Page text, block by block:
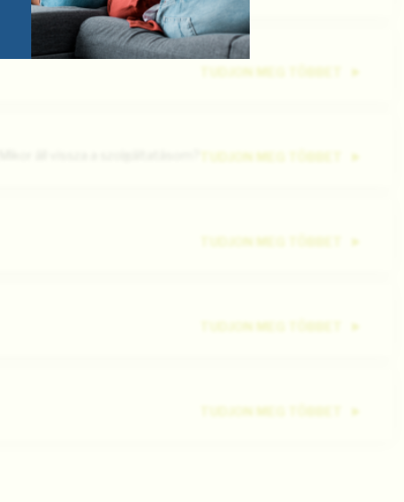
TUDJON MEG TÖBBET
TUDJON MEG TÖBBET
TUDJON MEG TÖBBET
TUDJON MEG TÖBBET
TUDJON MEG TÖBBET